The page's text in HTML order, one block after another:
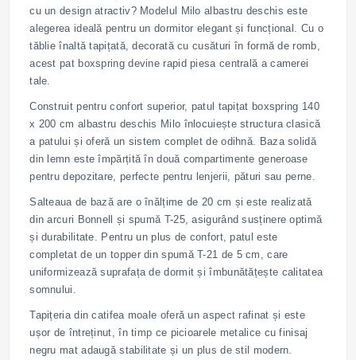
cu un design atractiv? Modelul Milo albastru deschis este
alegerea ideală pentru un dormitor elegant și funcțional. Cu o
tăblie înaltă tapițată, decorată cu cusături în formă de romb,
acest pat boxspring devine rapid piesa centrală a camerei
tale.
Construit pentru confort superior, patul tapițat boxspring 140
x 200 cm albastru deschis Milo înlocuiește structura clasică
a patului și oferă un sistem complet de odihnă. Baza solidă
din lemn este împărțită în două compartimente generoase
pentru depozitare, perfecte pentru lenjerii, pături sau perne.
Salteaua de bază are o înălțime de 20 cm și este realizată
din arcuri Bonnell și spumă T-25, asigurând susținere optimă
și durabilitate. Pentru un plus de confort, patul este
completat de un topper din spumă T-21 de 5 cm, care
uniformizează suprafața de dormit și îmbunătățește calitatea
somnului.
Tapițeria din catifea moale oferă un aspect rafinat și este
ușor de întreținut, în timp ce picioarele metalice cu finisaj
negru mat adaugă stabilitate și un plus de stil modern.